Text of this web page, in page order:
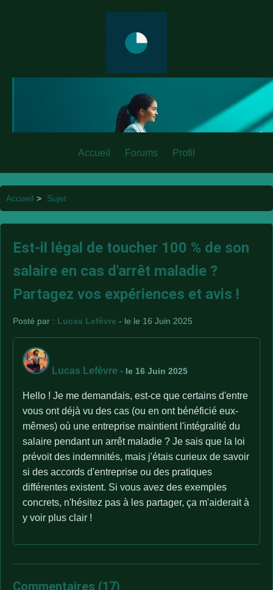
Accueil Forums Profil
Accueil > Sujet
Est-il légal de toucher 100 % de son
salaire en cas d'arrêt maladie ?
Partagez vos expériences et avis !
Posté par : Lucas Lefèvre - le le 16 Juin 2025
Lucas Lefèvre - le 16 Juin 2025
Hello ! Je me demandais, est-ce que certains d'entre
vous ont déjà vu des cas (ou en ont bénéficié eux-
mêmes) où une entreprise maintient l'intégralité du
salaire pendant un arrêt maladie ? Je sais que la loi
prévoit des indemnités, mais j'étais curieux de savoir
si des accords d'entreprise ou des pratiques
différentes existent. Si vous avez des exemples
concrets, n'hésitez pas à les partager, ça m'aiderait à
y voir plus clair !
Commentaires (17)